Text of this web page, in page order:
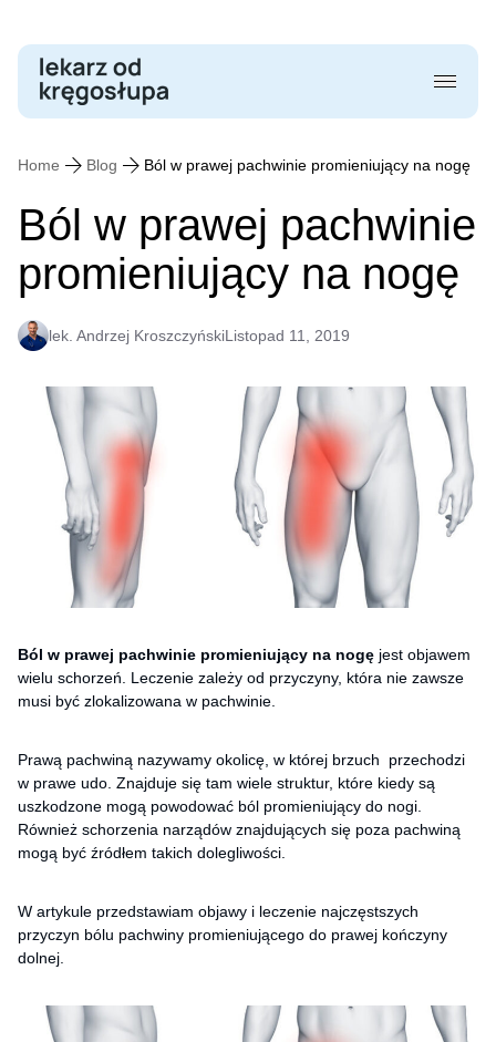
Skip
content
Home Blog Ból w prawej pachwinie promieniujący na nogę
Ból w prawej pachwinie
promieniujący na nogę
lek. Andrzej KroszczyńskiListopad 11, 2019
Ból w prawej pachwinie promieniujący na nogę jest objawem
wielu schorzeń. Leczenie zależy od przyczyny, która nie zawsze
musi być zlokalizowana w pachwinie.
Prawą pachwiną nazywamy okolicę, w której brzuch przechodzi
w prawe udo. Znajduje się tam wiele struktur, które kiedy są
uszkodzone mogą powodować ból promieniujący do nogi.
Również schorzenia narządów znajdujących się poza pachwiną
mogą być źródłem takich dolegliwości.
W artykule przedstawiam objawy i leczenie najczęstszych
przyczyn bólu pachwiny promieniującego do prawej kończyny
dolnej.